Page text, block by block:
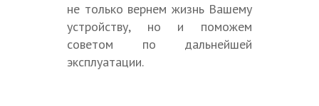
не только вернем жизнь Вашему
устройству, но и поможем
советом по дальнейшей
эксплуатации.